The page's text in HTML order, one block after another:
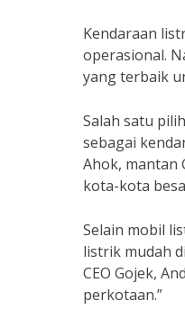
Kendaraan
operasional.
yang terbaik
Salah satu
sebagai
Ahok, mantan
kota-kota
Selain mobil
listrik mudah
CEO Gojek,
perkotaan.”